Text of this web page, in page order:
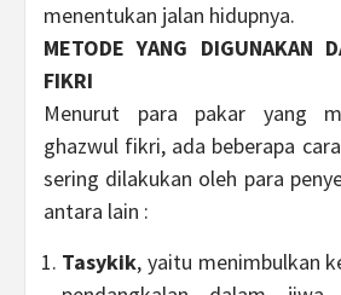
menentukan jalan hidupnya.
METODE YANG DIGUNAKAN
FIKRI
Menurut para pakar yang
ghazwul fikri, ada beberapa
sering dilakukan oleh para
antara lain :
Tasykik, yaitu menimbulkan